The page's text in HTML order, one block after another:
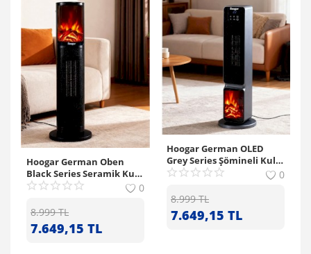
Hoogar German Oben
Black Series Seramik Kule
Tipi Fanlı Isıtıcı Dijital
Uzaktan Kumandalı
0
8.999TL
7.649,15 TL
Hoogar German OLED
Grey Series Şömineli Kule
Tipi Seramik Isıtıcı
0
8.999TL
7.649,15 TL